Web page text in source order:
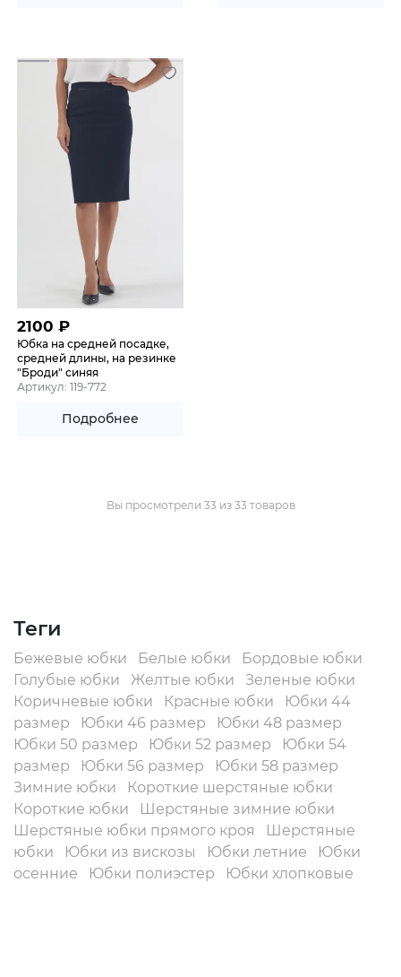
2100 ₽
Юбка на средней посадке,
средней длины, на резинке
"Броди" синяя
Артикул: 119-772
Подробнее
Вы просмотрели 33 из 33 товаров
Теги
Бежевые юбки Белые юбки
Бордовые юбки
Голубые юбки
Желтые юбки
Зеленые юбки
Коричневые юбки
Красные юбки
Юбки 44
размер
Юбки 46 размер
Юбки 48 размер
Юбки 50 размер
Юбки 52 размер
Юбки 54
размер
Юбки 56 размер
Юбки 58 размер
Зимние юбки
Короткие шерстяные юбки
Короткие юбки
Шерстяные зимние юбки
Шерстяные юбки прямого кроя
Шерстяные
юбки
Юбки из вискозы Юбки летние
Юбки
осенние
Юбки полиэстер Юбки хлопковые